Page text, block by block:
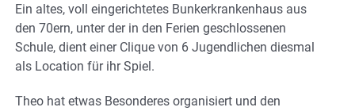
Ein altes, voll eingerichtetes Bunkerkrankenhaus aus
den 70ern, unter der in den Ferien geschlossenen
Schule, dient einer Clique von 6 Jugendlichen diesmal
als Location für ihr Spiel.
Theo hat etwas Besonderes organisiert und den